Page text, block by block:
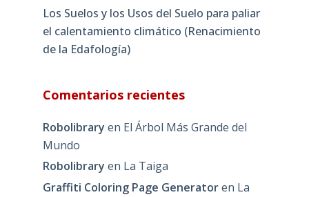
Los Suelos y los Usos del Suelo para paliar
el calentamiento climático (Renacimiento
de la Edafología)
Comentarios recientes
Robolibrary en El Árbol Más Grande del
Mundo
Robolibrary en La Taiga
Graffiti Coloring Page Generatoren La